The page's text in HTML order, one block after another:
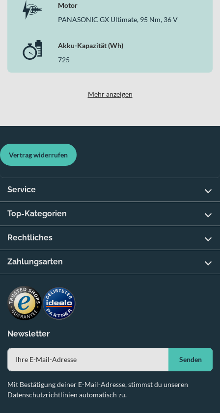
Motor
PANASONIC GX Ultimate, 95 Nm, 36 V
Akku-Kapazität (Wh)
725
Mehr anzeigen
Newsletter
Senden
Mit Bestätigung deiner E-Mail-Adresse, stimmst du unseren
Datenschutzrichtlinien automatisch zu.
Vertrag widerrufen
Service
Top-Kategorien
Rechtliches
Zahlungsarten